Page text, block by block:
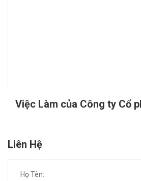
Việc Làm của Công ty Cổ
Liên Hệ
Họ Tên: